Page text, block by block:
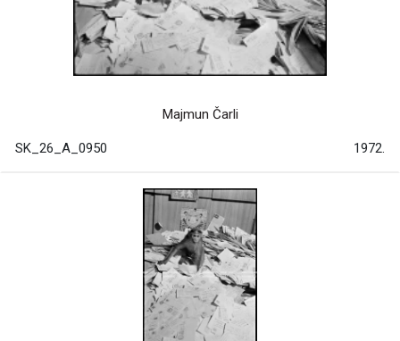
Majmun Čarli
SK_26_A_0950 1972.